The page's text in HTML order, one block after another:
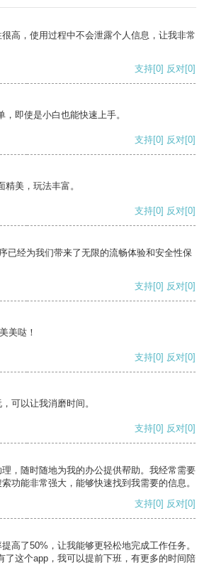
高，使用过程中不会泄露个人信息，让我非常
支持[0] 反对[0]
即使是小白也能快速上手。
支持[0] 反对[0]
美，玩法丰富。
支持[0] 反对[0]
已经为我们带来了无限的流畅体验和安全性保
支持[0] 反对[0]
美哒！
支持[0] 反对[0]
可以让我消磨时间。
支持[0] 反对[0]
，随时随地为我的办公提供帮助。我经常需要
功能非常强大，能够快速找到我需要的信息。
支持[0] 反对[0]
高了50%，让我能够更轻松地完成工作任务。
了这个app，我可以提前下班，有更多的时间陪